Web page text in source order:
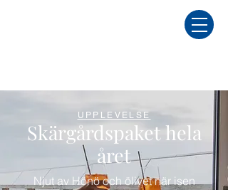
UPPLEVELSE
Skärgårdspaket hela
året
Njut av Hönö och ölivet när isen